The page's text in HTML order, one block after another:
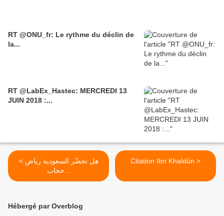
RT @ONU_fr: Le rythme du déclin de
la...
RT @LabEx_Hastec: MERCREDI 13
JUIN 2018 :...
< هل تحضّر السعودية رياض
Citation Ibn Khaldûn >
Hébergé par Overblog